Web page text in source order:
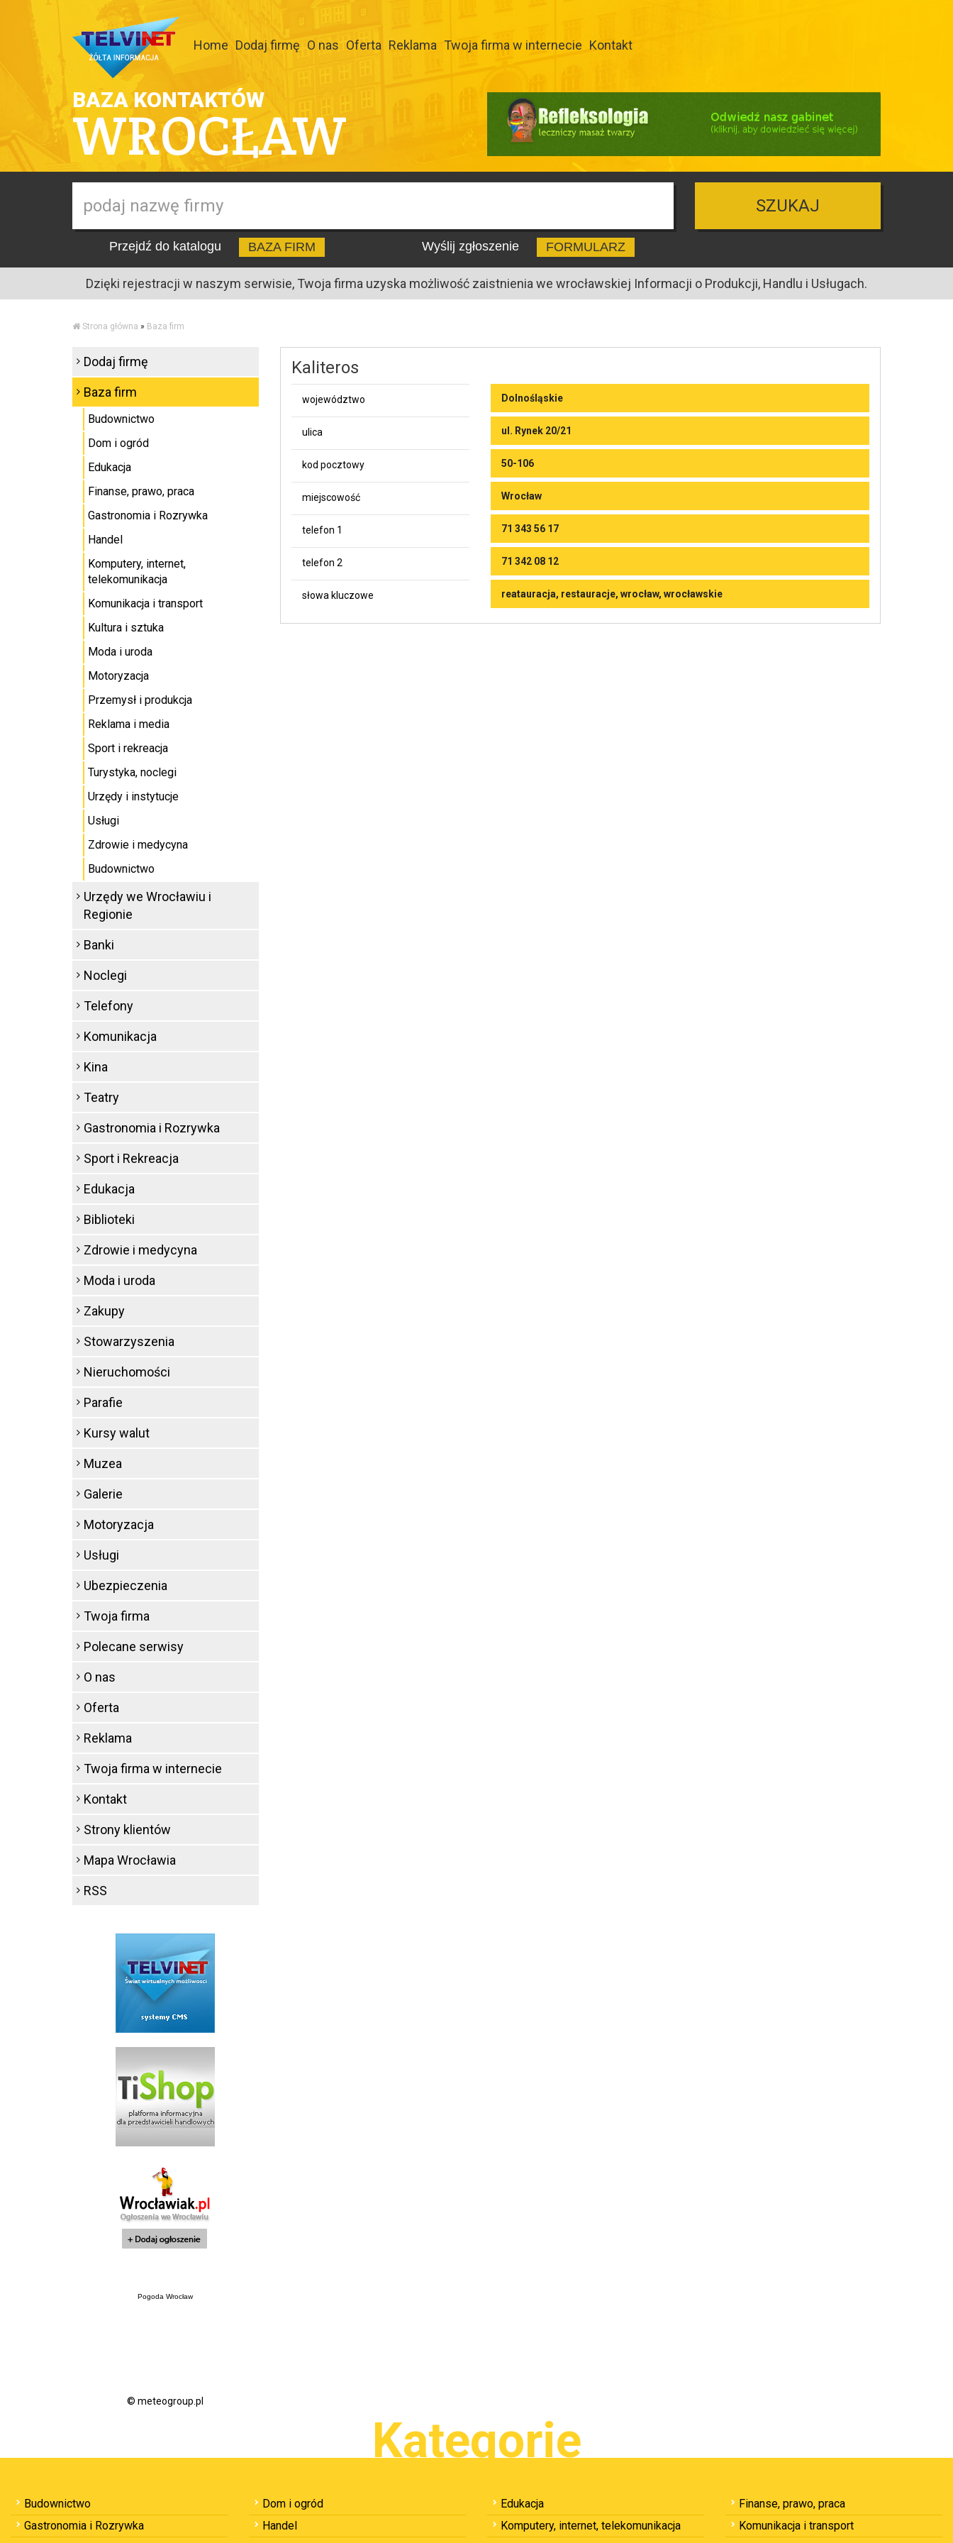
Home Dodaj firmę O nas Oferta Reklama Twoja firma w internecie Kontakt
BAZA KONTAKTÓW
WROCŁAW
SZUKAJ
Przejdź do katalogu BAZA FIRM Wyślij zgłoszenie FORMULARZ
Dzięki rejestracji w naszym serwisie, Twoja firma uzyska możliwość zaistnienia we wrocławskiej Informacji o Produkcji, Handlu i Usługach.
Strona główna » Baza firm
Kaliteros
województwo Dolnośląskie
ulica ul. Rynek 20/21
kod pocztowy 50-106
miejscowość Wrocław
telefon 1 71 343 56 17
telefon 2 71 342 08 12
słowa kluczowe reatauracja, restauracje, wrocław, wrocławskie
Dodaj firmę
Baza firm
Budownictwo
Dom i ogród
Edukacja
Finanse, prawo, praca
Gastronomia i Rozrywka
Handel
Komputery, internet,
telekomunikacja
Komunikacja i transport
Kultura i sztuka
Moda i uroda
Motoryzacja
Przemysł i produkcja
Reklama i media
Sport i rekreacja
Turystyka, noclegi
Urzędy i instytucje
Usługi
Zdrowie i medycyna
Budownictwo
Urzędy we Wrocławiu i
Regionie
Banki
Noclegi
Telefony
Komunikacja
Kina
Teatry
Gastronomia i Rozrywka
Sport i Rekreacja
Edukacja
Biblioteki
Zdrowie i medycyna
Moda i uroda
Zakupy
Stowarzyszenia
Nieruchomości
Parafie
Kursy walut
Muzea
Galerie
Motoryzacja
Usługi
Ubezpieczenia
Twoja firma
Polecane serwisy
O nas
Oferta
Reklama
Twoja firma w internecie
Kontakt
Strony klientów
Mapa Wrocławia
RSS
Pogoda Wrocław
© meteogroup.pl
Kategorie
Budownictwo Dom i ogród Edukacja
Finanse, prawo, praca
Gastronomia i Rozrywka
Handel Komputery, internet, telekomunikacja
Komunikacja i transport